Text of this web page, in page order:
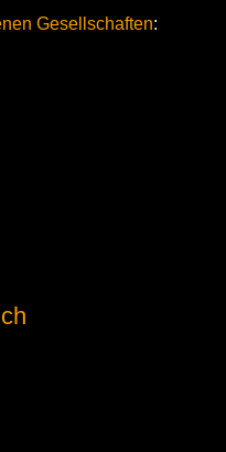
Gesellschaften: